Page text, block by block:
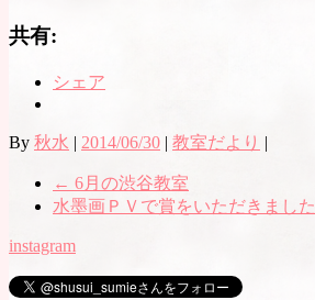
共有:
シェア
By 秋水 | 2014/06/30 | 教室だより |
← 6月の渋谷教室
水墨画ＰＶで賞をいただきました
instagram